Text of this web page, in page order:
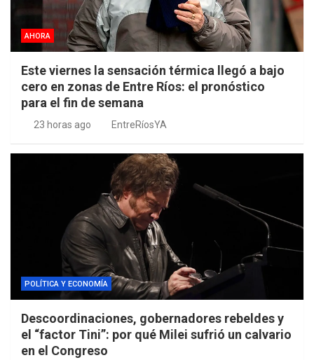
AHORA
Este viernes la sensación térmica llegó a bajo
cero en zonas de Entre Ríos: el pronóstico
para el fin de semana
23 horas ago EntreRíosYA
POLÍTICA Y ECONOMÍA
Descoordinaciones, gobernadores rebeldes y
el “factor Tini”: por qué Milei sufrió un calvario
en el Congreso